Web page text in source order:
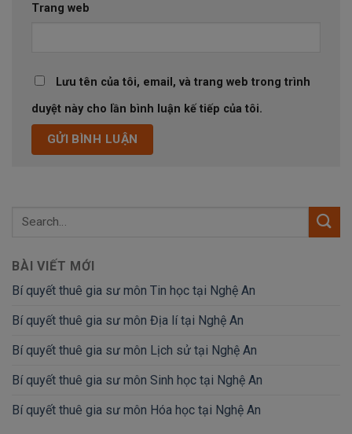
Trang web
Lưu tên của tôi, email, và trang web trong trình
duyệt này cho lần bình luận kế tiếp của tôi.
BÀI VIẾT MỚI
Bí quyết thuê gia sư môn Tin học tại Nghệ An
Bí quyết thuê gia sư môn Địa lí tại Nghệ An
Bí quyết thuê gia sư môn Lịch sử tại Nghệ An
Bí quyết thuê gia sư môn Sinh học tại Nghệ An
Bí quyết thuê gia sư môn Hóa học tại Nghệ An